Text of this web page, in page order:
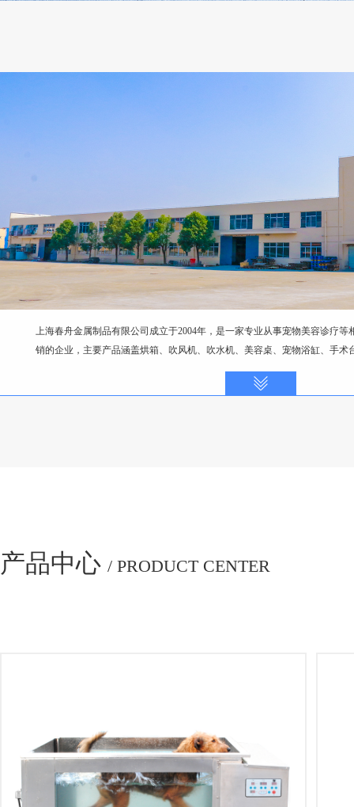
上海春舟金属制品有限公司成立于2004年，是一家专业从事宠物美容诊疗
销的企业，主要产品涵盖烘箱、吹风机、吹水机、美容桌、宠物浴缸、手术
产品中心 / PRODUCT CENTER